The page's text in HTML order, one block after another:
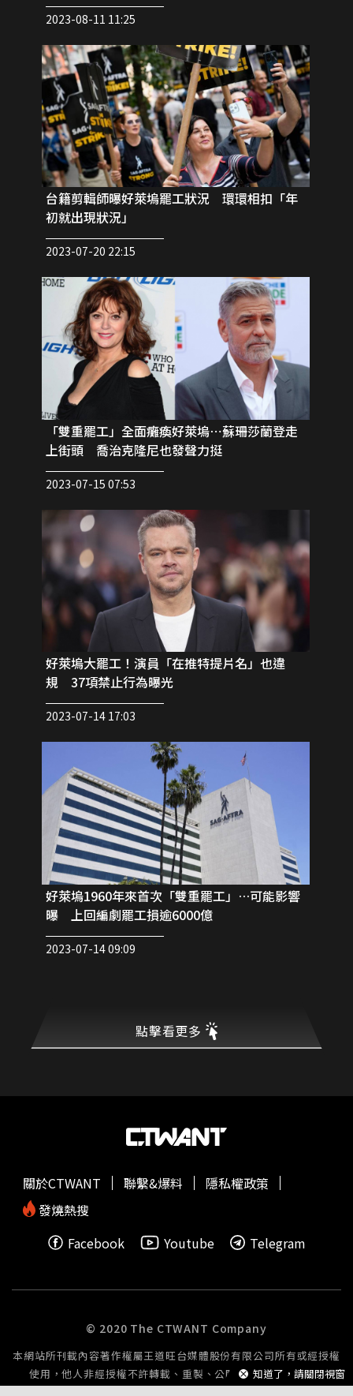
2023-08-11 11:25
台籍剪輯師曝好萊塢罷工狀況 環環相扣「年
初就出現狀況」
2023-07-20 22:15
「雙重罷工」全面癱瘓好萊塢⋯蘇珊莎蘭登走
上街頭 喬治克隆尼也發聲力挺
2023-07-15 07:53
好萊塢大罷工！演員「在推特提片名」也違
規 37項禁止行為曝光
2023-07-14 17:03
好萊塢1960年來首次「雙重罷工」…可能影響
曝 上回編劇罷工損逾6000億
2023-07-14 09:09
點擊看更多
知道了，請關閉視窗
關於CTWANT 聯繫&爆料
隱私權政策
發燒熱搜
Facebook
Youtube Telegram
© 2020 The CTWANT Company
本網站所刊載內容著作權屬王道旺台媒體股份有限公司所有或經授權
使用，他人非經授權不許轉載、重製、公開播送或公開傳輸。